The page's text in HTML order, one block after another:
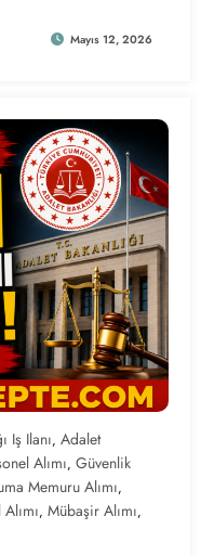
Mayıs 12, 2026
Iş Ilanı, Adalet
Alımı, Güvenlik
Memuru Alımı,
, Mübaşir Alımı,